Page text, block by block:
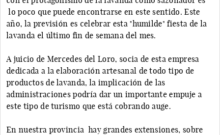
lo poco que puede encontrarse en este sentido. Este
año, la previsión es celebrar esta "humilde" fiesta de la
lavanda el último fin de semana del mes.
A juicio de Mercedes del Loro, socia de esta empresa
dedicada a la elaboración artesanal de todo tipo de
productos de lavanda, la implicación de las
administraciones podría dar un importante empuje a
este tipo de turismo que está cobrando auge.
En nuestra provincia hay grandes extensiones, sobre